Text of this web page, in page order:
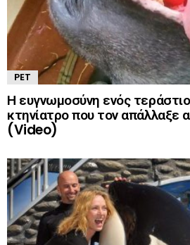
PET
Η ευγνωμοσύνη ενός
κτηνίατρο που τον απάλλαξε
(Video)